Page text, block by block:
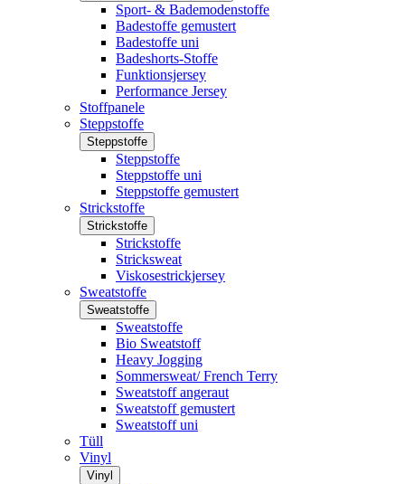
Sport- & Bademodenstoffe
Badestoffe gemustert
Badestoffe uni
Badeshorts-Stoffe
Funktionsjersey
Performance Jersey
Stoffpanele
Steppstoffe
Steppstoffe
Steppstoffe
Steppstoffe uni
Steppstoffe gemustert
Strickstoffe
Strickstoffe
Strickstoffe
Stricksweat
Viskosestrickjersey
Sweatstoffe
Sweatstoffe
Sweatstoffe
Bio Sweatstoff
Heavy Jogging
Sommersweat/ French Terry
Sweatstoff angeraut
Sweatstoff gemustert
Sweatstoff uni
Tüll
Vinyl
Vinyl